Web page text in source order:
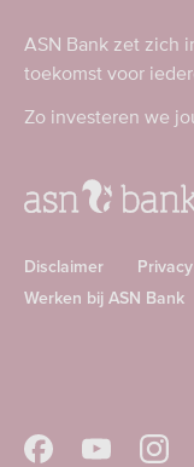
ASN Bank zet zich
toekomst voor
Zo investeren we
Disclaimer Privacy
Werken bij ASN Bank
in
Volg
Volg
Volg